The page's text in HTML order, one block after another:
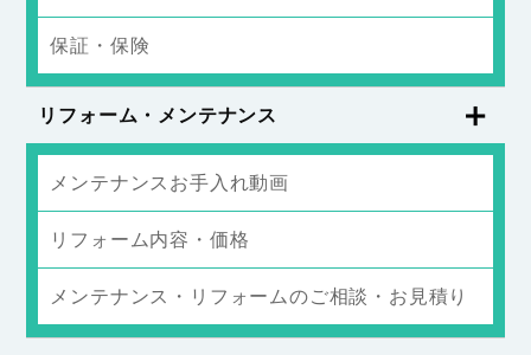
保証・保険
リフォーム・メンテナンス
メンテナンスお手入れ動画
リフォーム内容・価格
メンテナンス・リフォームのご相談・お見積り